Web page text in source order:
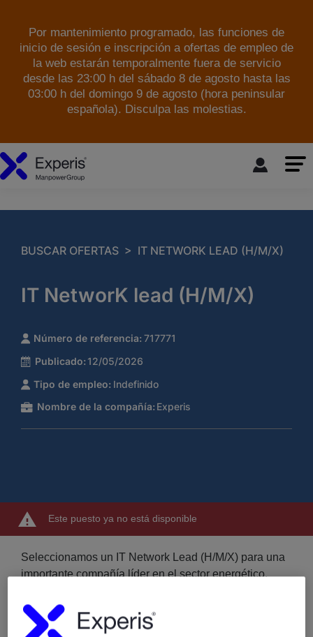
Por mantenimiento programado, las funciones de
inicio de sesión e inscripción a ofertas de empleo de
la web estarán temporalmente fuera de servicio
desde las 23:00 h del sábado 8 de agosto hasta las
03:00 h del domingo 9 de agosto (hora peninsular
española). Disculpa las molestias.
BUSCAR OFERTAS > IT NETWORK LEAD (H/M/X)
IT NetworK lead (H/M/X)
Número de referencia: 717771
Publicado: 12/05/2026
Tipo de empleo: Indefinido
Nombre de la compañía: Experis
Este puesto ya no está disponible
Seleccionamos un IT Network Lead (H/M/X) para una
importante compañía líder en el sector energético,
trabajo (50 % teletrabajo).
Se requiere: